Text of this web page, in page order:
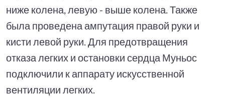
ниже колена, левую - выше колена. Также
была проведена ампутация правой руки и
кисти левой руки. Для предотвращения
отказа легких и остановки сердца Муньос
подключили к аппарату искусственной
вентиляции легких.